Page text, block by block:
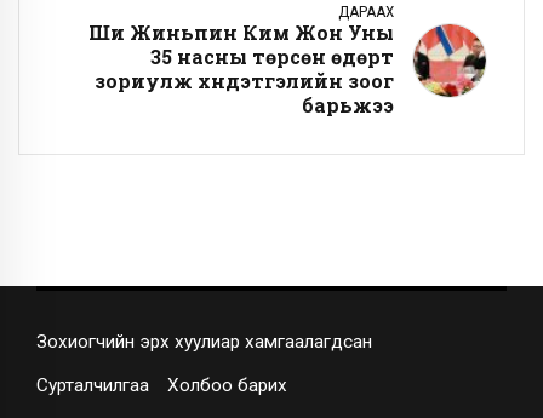
ДАРААХ
Ши Жиньпин Ким Жон Уны
35 насны төрсөн өдөрт
зориулж хүндэтгэлийн зоог
барьжээ
Зохиогчийн эрх хуулиар хамгаалагдсан
Сурталчилгаа Холбоо барих